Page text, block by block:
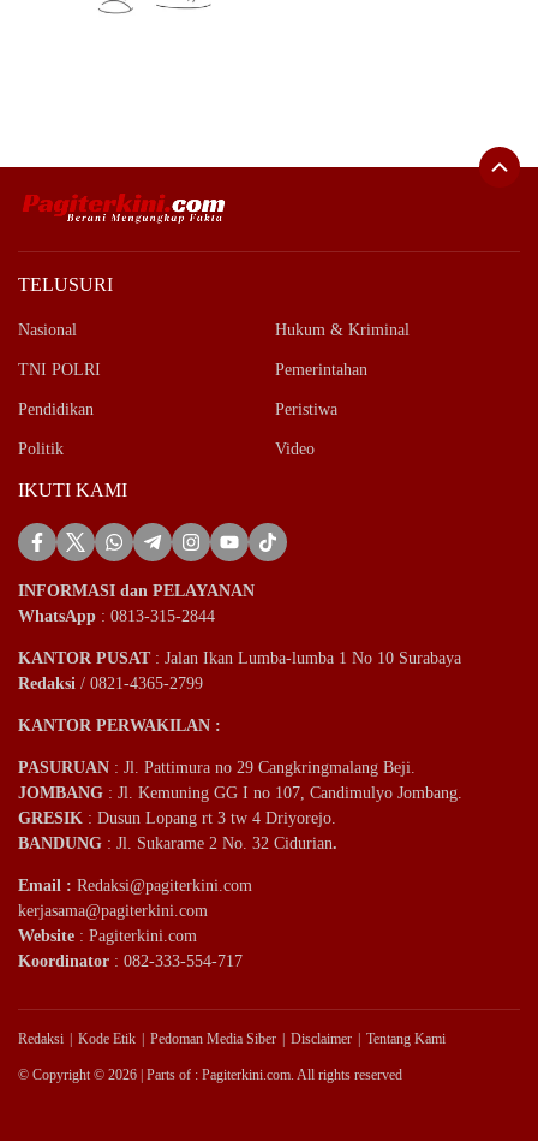
TELUSURI
Nasional Hukum & Kriminal
TNI POLRI Pemerintahan
Pendidikan Peristiwa
Politik Video
IKUTI KAMI
INFORMASI dan PELAYANAN
WhatsApp : 0813-315-2844
KANTOR PUSAT: Jalan Ikan Lumba-lumba 1 No 10 Surabaya
Redaksi / 0821-4365-2799
KANTOR PERWAKILAN :
PASURUAN : Jl. Pattimura no 29 Cangkringmalang Beji.
JOMBANG : Jl. Kemuning GG I no 107, Candimulyo Jombang.
GRESIK : Dusun Lopang rt 3 tw 4 Driyorejo.
BANDUNG : Jl. Sukarame 2 No. 32 Cidurian.
Email : Redaksi@pagiterkini.com
kerjasama@pagiterkini.com
Website : Pagiterkini.com
Koordinator : 082-333-554-717
Redaksi Kode Etik Pedoman Media Siber Disclaimer Tentang Kami
© Copyright © 2026 | Parts of : Pagiterkini.com. All rights reserved